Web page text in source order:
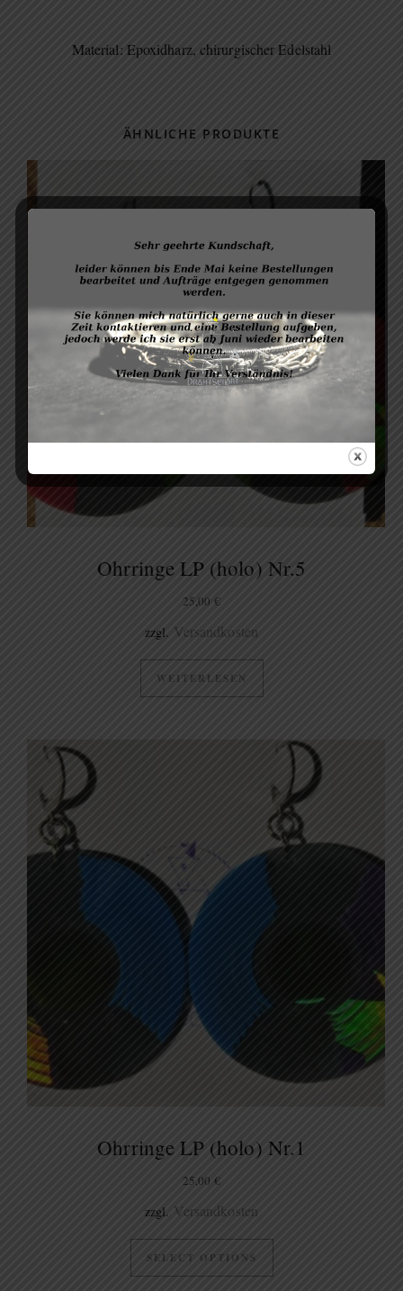
Material: Epoxidharz, chirurgischer Edelstahl
ÄHNLICHE PRODUKTE
Ohrringe LP (holo) Nr.5
25,00€
zzgl. Versandkosten
WEITERLESEN
Ohrringe LP (holo) Nr.1
25,00€
zzgl. Versandkosten
SELECT OPTIONS